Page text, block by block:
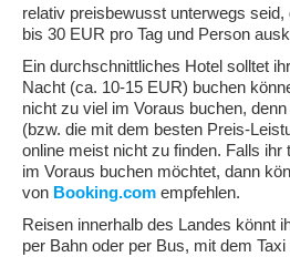
relativ preisbewusst unterwegs
bis 30 EUR pro Tag und Person
Ein durchschnittliches Hotel solltet
Nacht (ca. 10-15 EUR) buchen
nicht zu viel im Voraus buchen,
(bzw. die mit dem besten Preis-
online meist nicht zu finden. Falls
im Voraus buchen möchtet, dann
von Booking.com empfehlen.
Reisen innerhalb des Landes könnt
per Bahn oder per Bus, mit dem